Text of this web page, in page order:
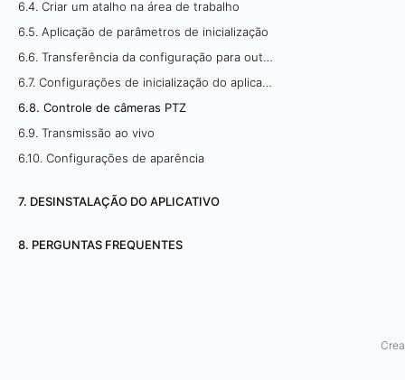
6.4. Criar um atalho na área de trabalho
6.5. Aplicação de parâmetros de inicialização
6.6. Transferência da configuração para outro PC
6.7. Configurações de inicialização do aplicativo
6.8. Controle de câmeras PTZ
6.9. Transmissão ao vivo
6.10. Configurações de aparência
7. DESINSTALAÇÃO DO APLICATIVO
8. PERGUNTAS FREQUENTES
e
d